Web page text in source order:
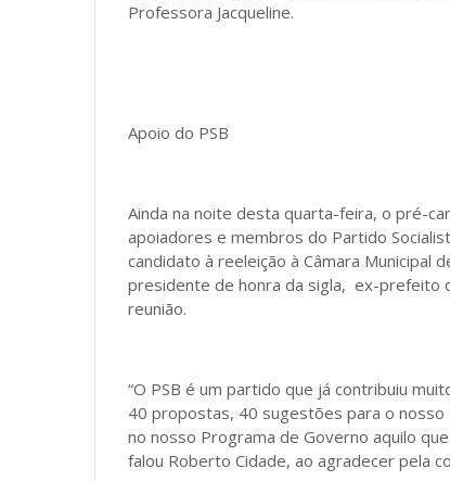
Professora Jacqueline.
Apoio do PSB
Ainda na noite desta quarta-feira, o pré-
apoiadores e membros do Partido
candidato à reeleição à Câmara Municipal
presidente de honra da sigla, ex-prefeito
reunião.
“O PSB é um partido que já contribuiu
40 propostas, 40 sugestões para o nosso
no nosso Programa de Governo aquilo
falou Roberto Cidade, ao agradecer pela